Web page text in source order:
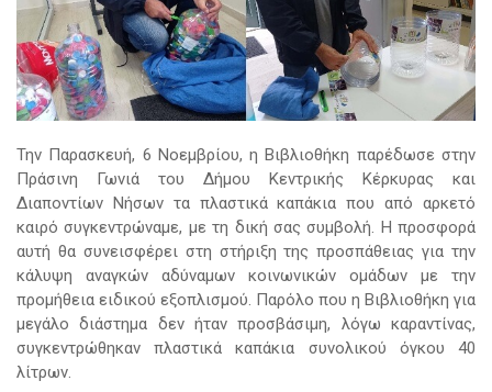
Την Παρασκευή, 6 Νοεμβρίου, η Βιβλιοθήκη παρέδωσε στην
Πράσινη Γωνιά του Δήμου Κεντρικής Κέρκυρας και
Διαποντίων Νήσων τα πλαστικά καπάκια που από αρκετό
καιρό συγκεντρώναμε, με τη δική σας συμβολή. Η προσφορά
αυτή θα συνεισφέρει στη στήριξη της προσπάθειας για την
κάλυψη αναγκών αδύναμων κοινωνικών ομάδων με την
προμήθεια ειδικού εξοπλισμού. Παρόλο που η Βιβλιοθήκη για
μεγάλο διάστημα δεν ήταν προσβάσιμη, λόγω καραντίνας,
συγκεντρώθηκαν πλαστικά καπάκια συνολικού όγκου 40
λίτρων.